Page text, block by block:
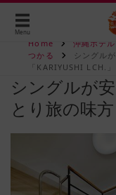
Menu
Home
沖縄ホテ
つかる
シングル
「KARIYUSHI LCH.」
シングルが
とり旅の味方